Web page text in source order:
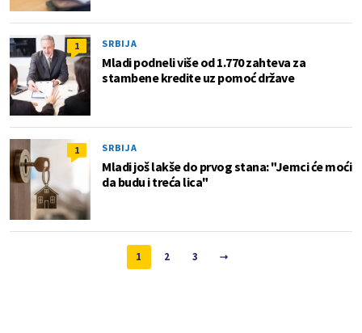
1 SRBIJA
Mladi podneli više od 1.770 zahteva za
stambene kredite uz pomoć države
1 SRBIJA
Mladi još lakše do prvog stana: "Jemci će moći
da budu i treća lica"
1 2 3